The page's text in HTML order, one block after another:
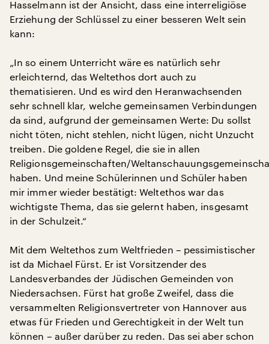
Hasselmann ist der Ansicht, dass eine interreligiöse
Erziehung der Schlüssel zu einer besseren Welt sein
kann:
„In so einem Unterricht wäre es natürlich sehr
erleichternd, das Weltethos dort auch zu
thematisieren. Und es wird den Heranwachsenden
sehr schnell klar, welche gemeinsamen Verbindungen
da sind, aufgrund der gemeinsamen Werte: Du sollst
nicht töten, nicht stehlen, nicht lügen, nicht Unzucht
treiben. Die goldene Regel, die sie in allen
Religionsgemeinschaften/
haben. Und meine Schülerinnen und Schüler haben
mir immer wieder bestätigt: Weltethos war das
wichtigste Thema, das sie gelernt haben, insgesamt
in der Schulzeit.“
Mit dem Weltethos zum Weltfrieden – pessimistischer
ist da Michael Fürst. Er ist Vorsitzender des
Landesverbandes der Jüdischen Gemeinden von
Niedersachsen. Fürst hat große Zweifel, dass die
versammelten Religionsvertreter von Hannover aus
etwas für Frieden und Gerechtigkeit in der Welt tun
können – außer darüber zu reden. Das sei aber schon